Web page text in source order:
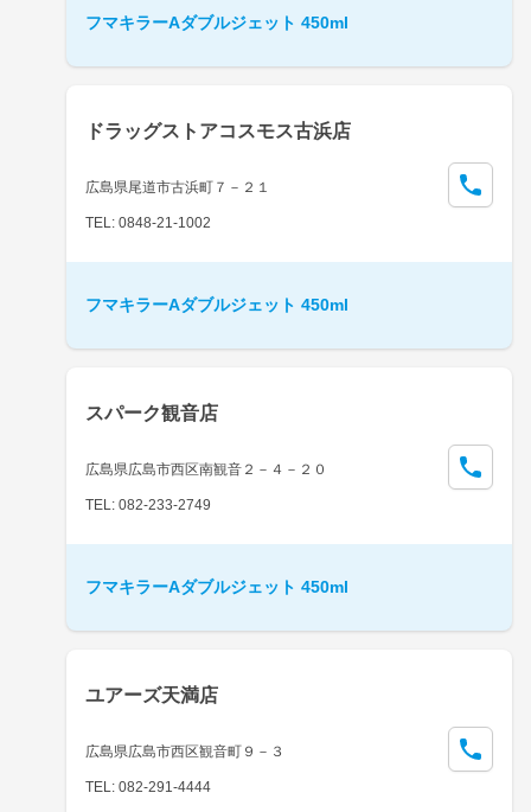
フマキラーAダブルジェット 450ml
ドラッグストアコスモス古浜店
広島県尾道市古浜町７－２１
TEL: 0848-21-1002
フマキラーAダブルジェット 450ml
スパーク観音店
広島県広島市西区南観音２－４－２０
TEL: 082-233-2749
フマキラーAダブルジェット 450ml
ユアーズ天満店
広島県広島市西区観音町９－３
TEL: 082-291-4444